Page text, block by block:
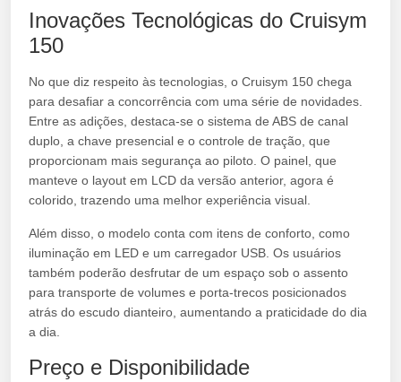
Inovações Tecnológicas do Cruisym
150
No que diz respeito às tecnologias, o Cruisym 150 chega
para desafiar a concorrência com uma série de novidades.
Entre as adições, destaca-se o sistema de ABS de canal
duplo, a chave presencial e o controle de tração, que
proporcionam mais segurança ao piloto. O painel, que
manteve o layout em LCD da versão anterior, agora é
colorido, trazendo uma melhor experiência visual.
Além disso, o modelo conta com itens de conforto, como
iluminação em LED e um carregador USB. Os usuários
também poderão desfrutar de um espaço sob o assento
para transporte de volumes e porta-trecos posicionados
atrás do escudo dianteiro, aumentando a praticidade do dia
a dia.
Preço e Disponibilidade